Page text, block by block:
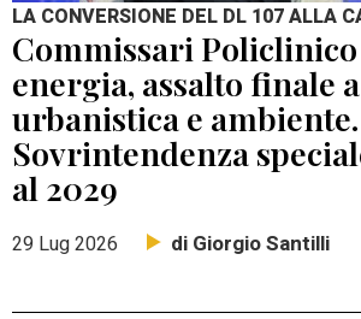
LA CONVERSIONE DEL DL 107 ALLA
Commissari Policlinico
energia, assalto finale a
urbanistica e ambiente.
Sovrintendenza
al 2029
29 Lug 2026 di Giorgio Santilli